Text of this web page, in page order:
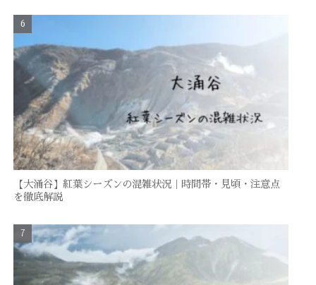
【大涌谷】紅葉シーズンの混雑状況｜時間帯・見頃・注意点
を徹底解説